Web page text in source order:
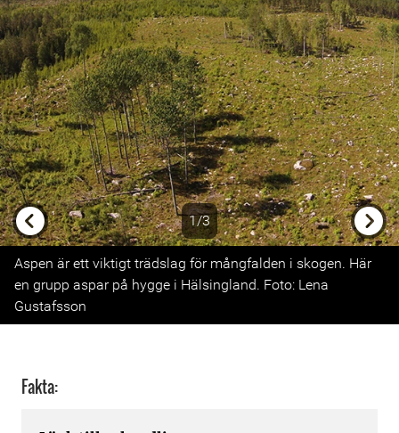
1/3
Previous
Aspen är ett viktigt trädslag för mångfalden i skogen. Här
en grupp aspar på hygge i Hälsingland. Foto: Lena
Gustafsson
Fakta: